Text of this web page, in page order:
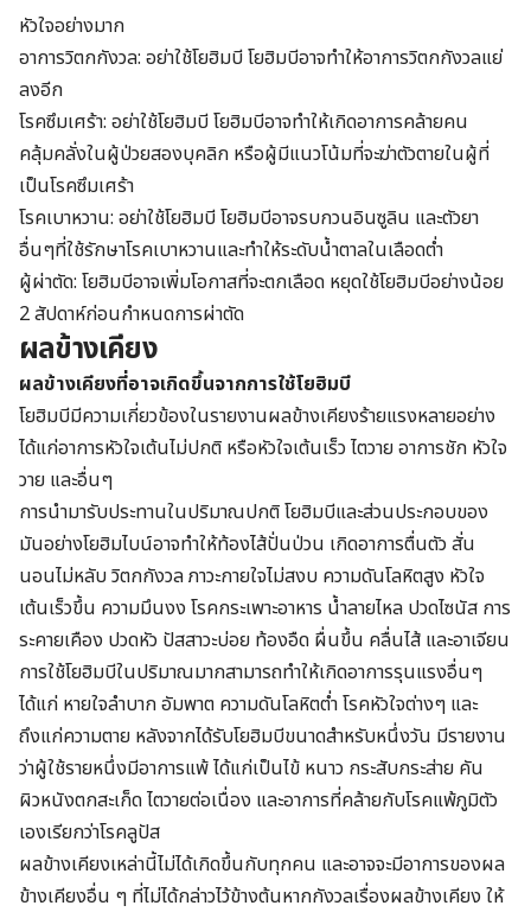
หัวใจอย่างมาก
อาการวิตกกังวล: อย่าใช้โยฮิมบี โยฮิมบีอาจทำให้อาการวิตกกังวลแย่
ลงอีก
โรคซึมเศร้า: อย่าใช้โยฮิมบี โยฮิมบีอาจทำให้เกิดอาการคล้ายคน
คลุ้มคลั่งในผู้ป่วยสองบุคลิก หรือผู้มีแนวโน้มที่จะฆ่าตัวตายในผู้ที่
เป็นโรคซึมเศร้า
โรคเบาหวาน: อย่าใช้โยฮิมบี โยฮิมบีอาจรบกวนอินซูลิน และตัวยา
อื่นๆที่ใช้รักษาโรคเบาหวานและทำให้ระดับน้ำตาลในเลือดต่ำ
ผู้ผ่าตัด: โยฮิมบีอาจเพิ่มโอกาสที่จะตกเลือด หยุดใช้โยฮิมบีอย่างน้อย
2 สัปดาห์ก่อนกำหนดการผ่าตัด
ผลข้างเคียง
ผลข้างเคียงที่อาจเกิดขึ้นจากการใช้โยฮิมบี
โยฮิมบีมีความเกี่ยวข้องในรายงานผลข้างเคียงร้ายแรงหลายอย่าง
ได้แก่อาการหัวใจเต้นไม่ปกติ หรือหัวใจเต้นเร็ว ไตวาย อาการชัก หัวใจ
วาย และอื่นๆ
การนำมารับประทานในปริมาณปกติ โยฮิมบีและส่วนประกอบของ
มันอย่างโยฮิมไบน์อาจทำให้ท้องไส้ปั่นป่วน เกิดอาการตื่นตัว สั่น
นอนไม่หลับ วิตกกังวล ภาวะกายใจไม่สงบ ความดันโลหิตสูง หัวใจ
เต้นเร็วขึ้น ความมึนงง โรคกระเพาะอาหาร น้ำลายไหล ปวดไซนัส การ
ระคายเคือง ปวดหัว ปัสสาวะบ่อย ท้องอืด ผื่นขึ้น คลื่นไส้ และอาเจียน
การใช้โยฮิมบีในปริมาณมากสามารถทำให้เกิดอาการรุนแรงอื่นๆ
ได้แก่ หายใจลำบาก อัมพาต ความดันโลหิตต่ำ โรคหัวใจต่างๆ และ
ถึงแก่ความตาย หลังจากได้รับโยฮิมบีขนาดสำหรับหนึ่งวัน มีรายงาน
ว่าผู้ใช้รายหนึ่งมีอาการแพ้ ได้แก่เป็นไข้ หนาว กระสับกระส่าย คัน
ผิวหนังตกสะเก็ด ไตวายต่อเนื่อง และอาการที่คล้ายกับโรคแพ้ภูมิตัว
เองเรียกว่าโรคลูปัส
ผลข้างเคียงเหล่านี้ไม่ได้เกิดขึ้นกับทุกคน และอาจจะมีอาการของผล
ข้างเคียงอื่น ๆ ที่ไม่ได้กล่าวไว้ข้างต้นหากกังวลเรื่องผลข้างเคียง ให้